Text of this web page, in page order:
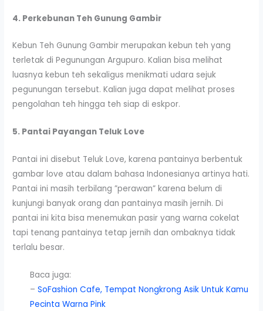
4. Perkebunan Teh Gunung Gambir
Kebun Teh Gunung Gambir merupakan kebun teh yang
terletak di Pegunungan Argupuro. Kalian bisa melihat
luasnya kebun teh sekaligus menikmati udara sejuk
pegunungan tersebut. Kalian juga dapat melihat proses
pengolahan teh hingga teh siap di eskpor.
5. Pantai Payangan Teluk Love
Pantai ini disebut Teluk Love, karena pantainya berbentuk
gambar love atau dalam bahasa Indonesianya artinya hati.
Pantai ini masih terbilang ”perawan” karena belum di
kunjungi banyak orang dan pantainya masih jernih. Di
pantai ini kita bisa menemukan pasir yang warna cokelat
tapi tenang pantainya tetap jernih dan ombaknya tidak
terlalu besar.
Baca juga:
–SoFashion Cafe, Tempat Nongkrong Asik Untuk Kamu
Pecinta Warna Pink